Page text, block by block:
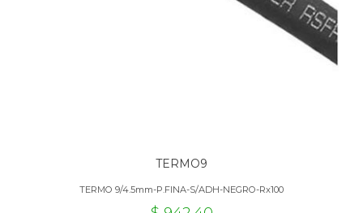
TERMO9
TERMO 9/4.5mm-P.FINA-S/ADH-NEGRO-Rx100